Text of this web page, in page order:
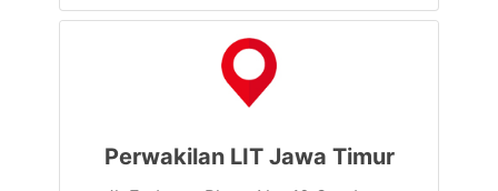
Perwakilan LIT Jawa Timur